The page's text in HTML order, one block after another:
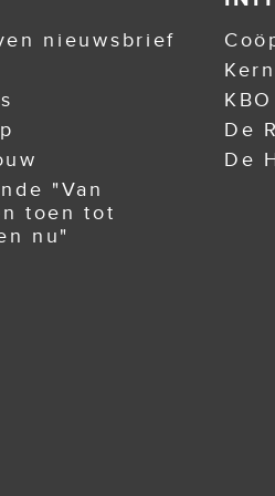
nieuwsbrief
"Van
toen tot
nu"
De
De